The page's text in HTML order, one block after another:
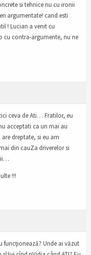
si tehnice nu cu ironii
argumentate! cand esti
! Lucian a venit cu
cu contra-argumente, nu ne
ceva de Ati… Fratilor, eu
acceptati ca un mai au
dreptate, si eu am
din cauZa driverelor si
!!!
funcţionează? Unde ai văzut